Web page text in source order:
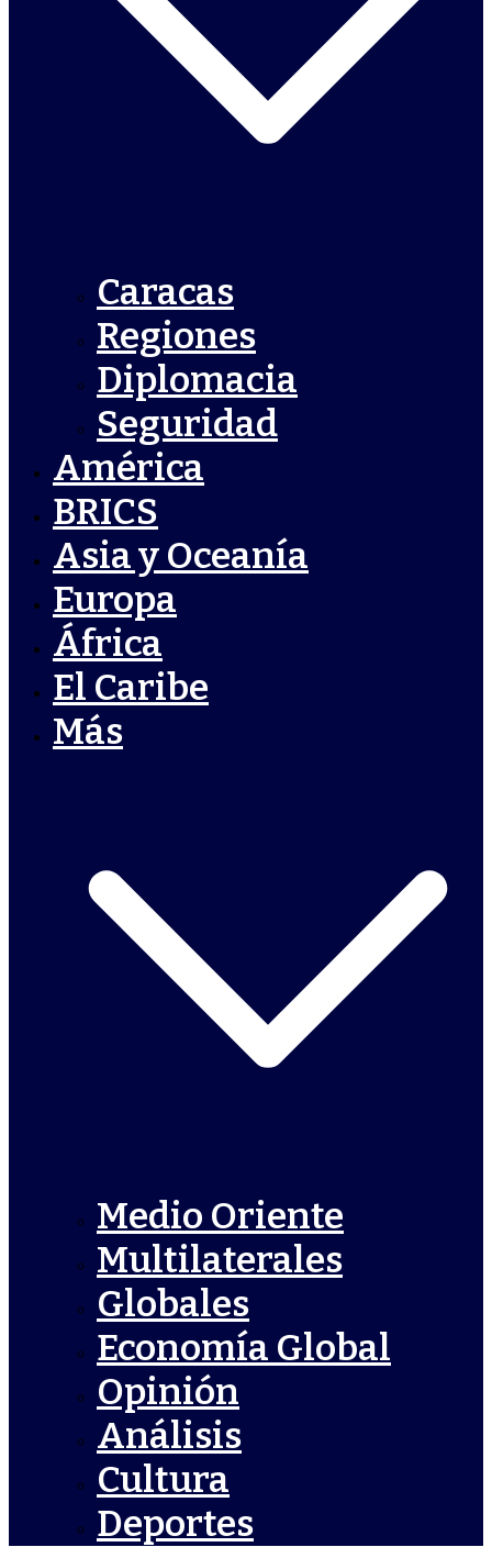
Caracas
Regiones
Diplomacia
Seguridad
América
BRICS
Asia y Oceanía
Europa
África
El Caribe
Más
Medio Oriente
Multilaterales
Globales
Economía Global
Opinión
Análisis
Cultura
Deportes